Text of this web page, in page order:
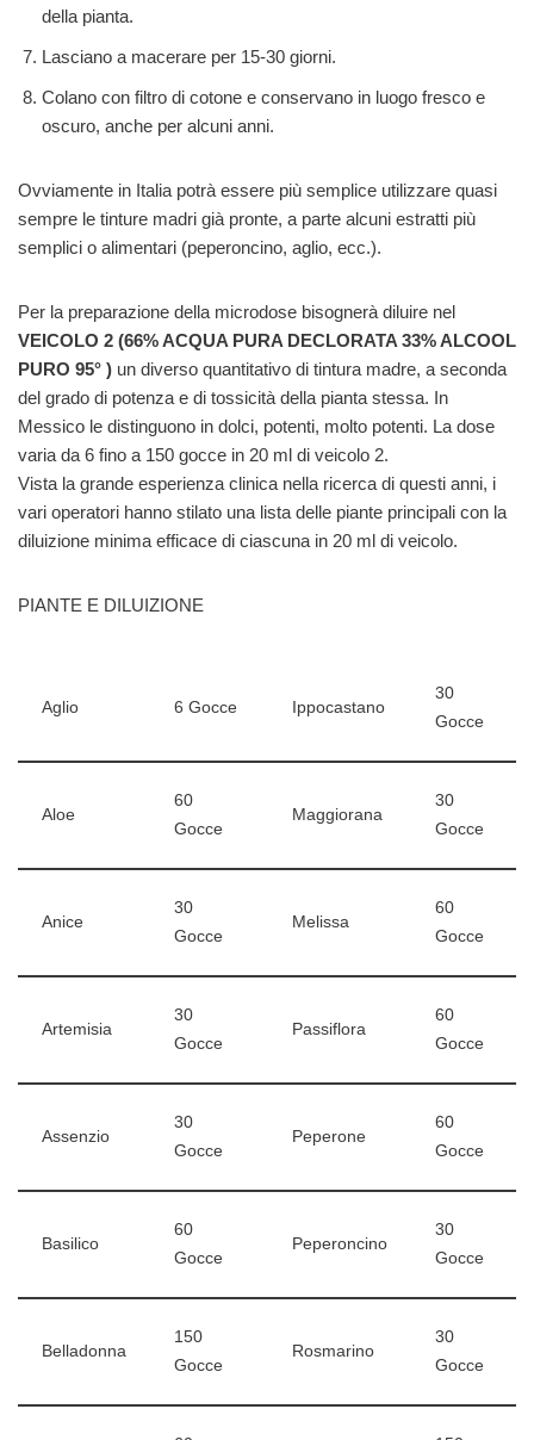
della pianta.
Lasciano a macerare per 15-30 giorni.
Colano con filtro di cotone e conservano in luogo fresco e
oscuro, anche per alcuni anni.
Ovviamente in Italia potrà essere più semplice utilizzare quasi
sempre le tinture madri già pronte, a parte alcuni estratti più
semplici o alimentari (peperoncino, aglio, ecc.).
Per la preparazione della microdose bisognerà diluire nel
VEICOLO 2 (66% ACQUA PURA DECLORATA 33% ALCOOL
PURO 95° ) un diverso quantitativo di tintura madre, a seconda
del grado di potenza e di tossicità della pianta stessa. In
Messico le distinguono in dolci, potenti, molto potenti. La dose
varia da 6 fino a 150 gocce in 20 ml di veicolo 2.
Vista la grande esperienza clinica nella ricerca di questi anni, i
vari operatori hanno stilato una lista delle piante principali con la
diluizione minima efficace di ciascuna in 20 ml di veicolo.
PIANTE E DILUIZIONE
Aglio 6 Gocce Ippocastano
30
Gocce
Aloe
60
Gocce
Maggiorana
30
Gocce
Anice
30
Gocce
Melissa
60
Gocce
Artemisia
30
Gocce
Passiflora
60
Gocce
Assenzio
30
Gocce
Peperone
60
Gocce
Basilico
60
Gocce
Peperoncino
30
Gocce
Belladonna
150
Gocce
Rosmarino
30
Gocce